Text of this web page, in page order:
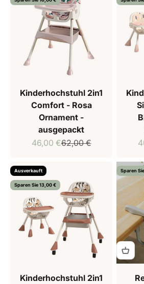
Kinderhochstuhl 2in1
Comfort - Rosa
Ornament -
ausgepackt
Verkaufspreis
46,00 €Regulärer Preis
62,00 €
Ausverkauft
Sparen Sie 13,00 €
Kinderhochstuhl 2in1
Sparen